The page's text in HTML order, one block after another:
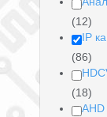
(12)
IP
(86)
(18)